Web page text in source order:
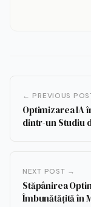
← PREVIOUS
Optimizarea IA
dintr-un Studiu
NEXT POST →
Stăpânirea
Îmbunătățită în